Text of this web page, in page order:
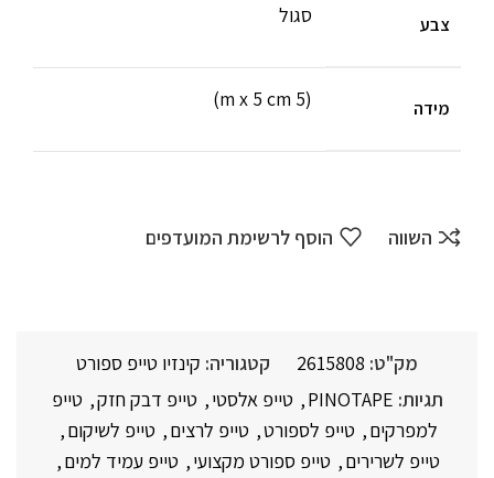
צבע סגול
מידה (5 m x 5 cm)
השווה הוסף לרשימת המועדפים
מק"ט: 2615808 קטגוריה: קינזיו טייפ ספורט
תגיות: PINOTAPE
, טייפ אלסטי, טייפ דבק חזק, טייפ
למפרקים, טייפ לספורט, טייפ לרצים, טייפ לשיקום,
טייפ לשרירים, טייפ ספורט מקצועי, טייפ עמיד למים,